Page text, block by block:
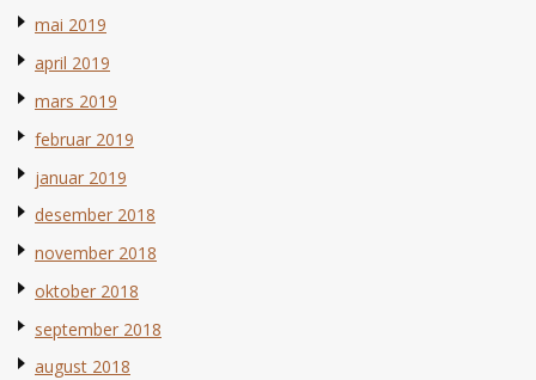
mai 2019
april 2019
mars 2019
februar 2019
januar 2019
desember 2018
november 2018
oktober 2018
september 2018
august 2018